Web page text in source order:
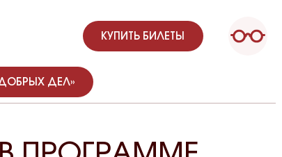
КУПИТЬ БИЛЕТЫ
ДЕЛ»